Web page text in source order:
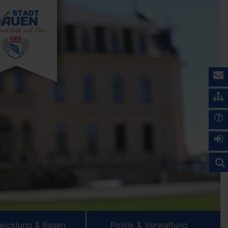
& Bauen Politik & Verwaltung